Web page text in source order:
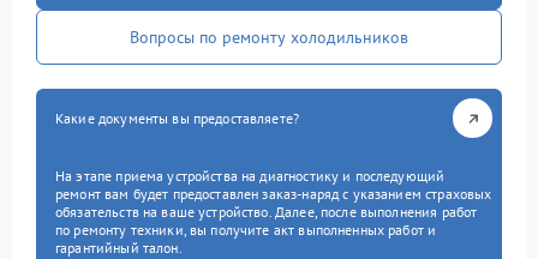
Вопросы по ремонту холодильников
Какие документы вы предоставляете?
На этапе приема устройства на диагностику и последующий
ремонт вам будет предоставлен заказ-наряд с указанием страховых
обязательств на ваше устройство. Далее, после выполнения работ
по ремонту техники, вы получите акт выполненных работ и
гарантийный талон.